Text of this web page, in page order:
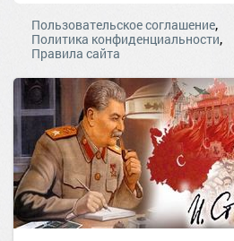
Пользовательское соглашение,
Политика конфиденциальности,
Правила сайта